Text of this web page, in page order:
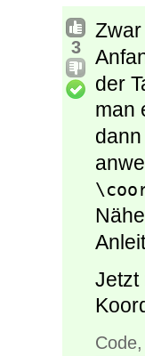
3
der
man
dann
Jetzt